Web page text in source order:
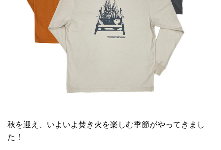
秋を迎え、いよいよ焚き火を楽しむ季節がやってきまし
た！